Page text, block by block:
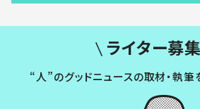
ライター募集
“人”のグッドニュースの取材・執筆